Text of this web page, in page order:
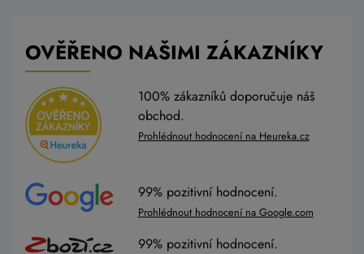
OVĚŘENO NAŠIMI ZÁKAZNÍKY
100% zákazníků doporučuje náš
obchod.
Prohlédnout hodnocení na Heureka.cz
99% pozitivní hodnocení.
Prohlédnout hodnocení na Google.com
99% pozitivní hodnocení.